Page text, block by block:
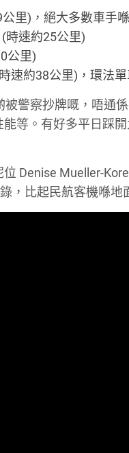
里)，絕大多數車手
時速約25公里)
公里)
速約38公里)，環法
警察抄牌嘅，唔通
等。有好多平日踩
Denise Mueller-
，比起民航客機喺地